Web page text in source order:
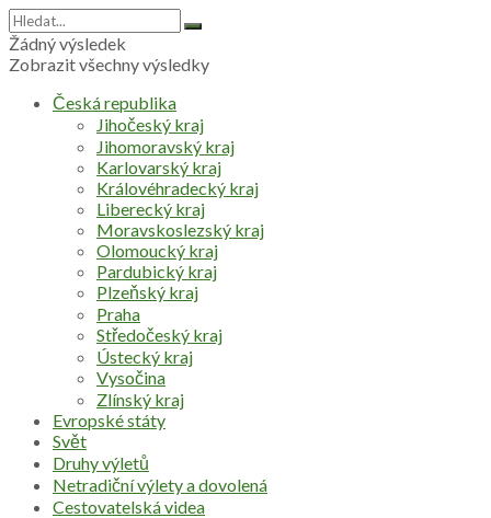
Žádný výsledek
Zobrazit všechny výsledky
Česká republika
Jihočeský kraj
Jihomoravský kraj
Karlovarský kraj
Královéhradecký kraj
Liberecký kraj
Moravskoslezský kraj
Olomoucký kraj
Pardubický kraj
Plzeňský kraj
Praha
Středočeský kraj
Ústecký kraj
Vysočina
Zlínský kraj
Evropské státy
Svět
Druhy výletů
Netradiční výlety a dovolená
Cestovatelská videa